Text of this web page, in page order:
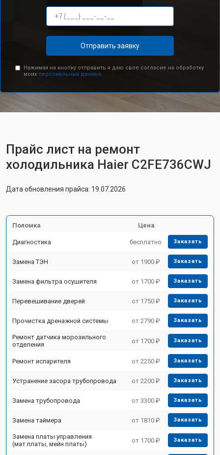
Отправить заявку
Нажимая на кнопку отправить я даю свое согласие на обработку
моих персональных данных.
Прайс лист на ремонт
холодильника Haier C2FE736CWJ
Дата обновления прайса: 19.07.2026
Поломка Цена
Диагностика бесплатно Заказать
Замена ТЭН от 1900 ₽ Заказать
Замена фильтра осушителя от 1700 ₽ Заказать
Перевешивание дверей от 1750 ₽ Заказать
Прочистка дренажной системы от 2790 ₽ Заказать
Ремонт датчика морозильного
отделения
от 1700 ₽ Заказать
Ремонт испарителя от 2250 ₽ Заказать
Устранение засора трубопровода от 2200 ₽ Заказать
Замена трубопровода от 3300 ₽ Заказать
Замена таймера от 1810 ₽ Заказать
Замена платы управления
(мат.платы, мейн платы)
от 1700 ₽ Заказать